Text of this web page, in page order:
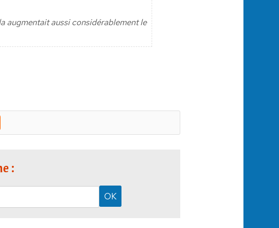
augmentait aussi considérablement le
: